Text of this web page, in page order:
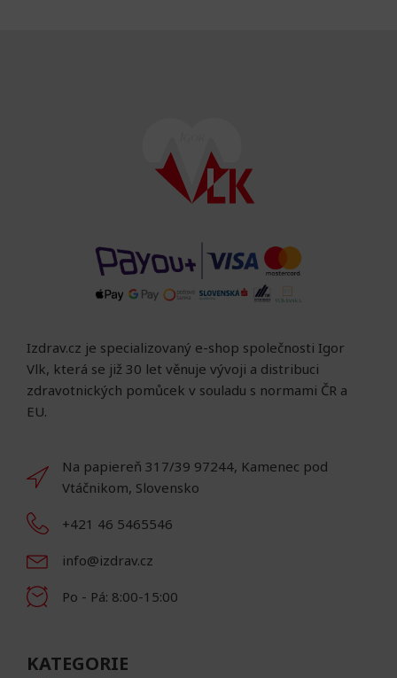
Izdrav.cz je specializovaný e-shop společnosti Igor
Vlk, která se již 30 let věnuje vývoji a distribuci
zdravotnických pomůcek v souladu s normami ČR a
EU.
Na papiereň 317/39 97244, Kamenec pod
Vtáčnikom, Slovensko
+421 46 5465546
info@izdrav.cz
Po - Pá: 8:00-15:00
KATEGORIE